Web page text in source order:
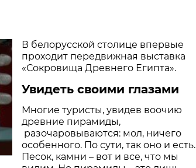
В белорусской столице впервые
проходит передвижная выставка
«Сокровища Древнего Египта».
Увидеть своими глазами
Многие туристы, увидев воочию
древние пирамиды,
разочаровываются: мол, ничего
особенного. По сути, так оно и есть.
Песок, камни – вот и все, что мы